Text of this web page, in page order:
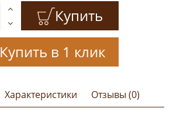
Купить
Купить в 1 клик
Характеристики Отзывы (0)